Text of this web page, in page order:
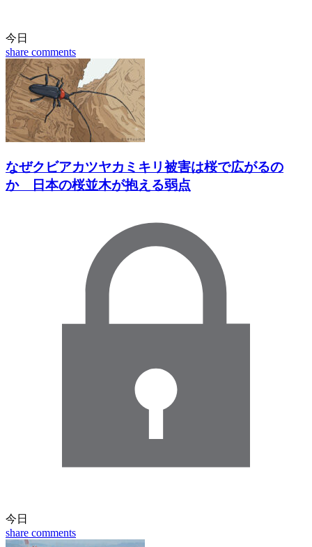
今日
share comments
なぜクビアカツヤカミキリ被害は桜で広がるの
か 日本の桜並木が抱える弱点
今日
share comments